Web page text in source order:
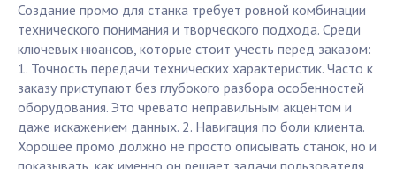
Создание промо для станка требует ровной комбинации
технического понимания и творческого подхода. Среди
ключевых нюансов, которые стоит учесть перед заказом:
1. Точность передачи технических характеристик. Часто к
заказу приступают без глубокого разбора особенностей
оборудования. Это чревато неправильным акцентом и
даже искажением данных. 2. Навигация по боли клиента.
Хорошее промо должно не просто описывать станок, но и